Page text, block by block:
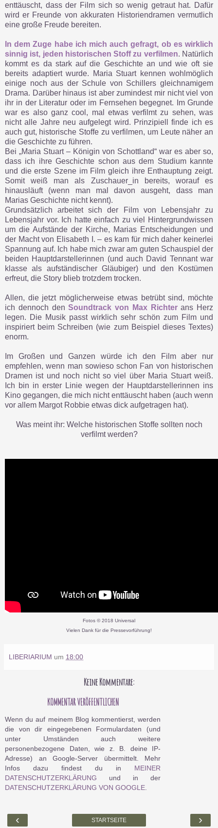
enttäuscht, dass der Film sich so wenig getraut hat. Dafür
wird er Freunde von akkuraten Historiendramen vermutlich
eine große Freude bereiten.
In dem Zuge habe ich mich auch gefragt, ob es wirklich
sinnig ist, jeden historischen Stoff zu verfilmen. Natürlich
kommt es da stark auf die Geschichte an und wie oft sie
bereits adaptiert wurde. Maria Stuart kennen wohlmöglich
einige noch aus der Schule von Schillers gleichnamigem
Drama. Darüber hinaus ist aber zumindest mir nicht viel von
ihr in der Literatur oder im Fernsehen begegnet. Im Grunde
war es also ganz cool, mal etwas verfilmt zu sehen, was
nicht alle Jahre neu aufgelegt wird. Prinzipiell finde ich es
auch gut, historische Stoffe zu verfilmen, um Leute näher an
die Geschichte zu führen.
Bei „Maria Stuart – Königin von Schottland“ war es aber so,
dass ich ihre Geschichte schon aus dem Studium kannte
und die erste Szene im Film gleich ihre Enthauptung zeigt.
Somit weiß man als Zuschauer_in bereits, worauf es
hinausläuft (wenn man mal davon ausgeht, dass man
Marias Geschichte nicht kennt).
Grundsätzlich arbeitet sich der Film von Lebensjahr zu
Lebensjahr vor. Ich hatte einfach zu viel Hintergrundwissen
um die Aufstände der Kirche, Marias Entscheidungen und
der Macht von Elisabeth I. – es kam für mich daher keinerlei
Spannung auf. Ich habe mich zwar am guten Schauspiel der
beiden Hauptdarstellerinnen (und auch David Tennant war
klasse als aufständischer Gläubiger) und den Kostümen
erfreut, die Story blieb trotzdem trocken.
Allen, die jetzt möglicherweise etwas betrübt sind, möchte
ich dennoch denSoundtrack von Max Richterans Herz
legen. Die Musik passt wirklich sehr schön zum Film und
inspiriert beim Schreiben (wie zum Beispiel dieses Textes)
enorm.
Im Großen und Ganzen würde ich den Film aber nur
empfehlen, wenn man sowieso schon Fan von historischen
Dramen ist und noch nicht so viel über Maria Stuart weiß.
Ich bin in erster Linie wegen der Hauptdarstellerinnen ins
Kino gegangen, die mich nicht enttäuscht haben (auch wenn
vor allem Margot Robbie etwas dick aufgetragen hat).
Was meint ihr: Welche historischen Stoffe sollten noch
verfilmt werden?
Fotos © 2018 Universal
Vielen Dank für die Pressevorführung!
LIBERIARIUM um 18:00
Keine Kommentare:
KOMMENTAR VERÖFFENTLICHEN
Wenn du auf meinem Blog kommentierst, werden
die von dir eingegebenen Formulardaten (und
unter Umständen auch weitere
personenbezogene Daten, wie z. B. deine IP-
Adresse) an Google-Server übermittelt. Mehr
Infos dazu findest du in MEINER
DATENSCHUTZERKLÄRUNG und in der
DATENSCHUTZERKLÄRUNG VON GOOGLE
‹ ›
STARTSEITE